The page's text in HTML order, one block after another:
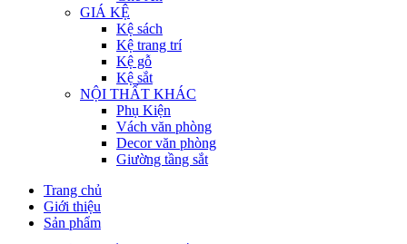
GIÁ KỆ
Kệ sách
Kệ trang trí
Kệ gỗ
Kệ sắt
NỘI THẤT KHÁC
Phụ Kiện
Vách văn phòng
Decor văn phòng
Giường tầng sắt
Trang chủ
Giới thiệu
Sản phẩm